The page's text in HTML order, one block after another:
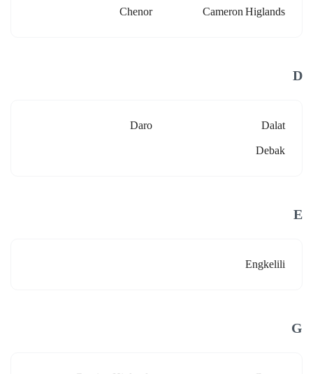
Cameron Higlands
Chenor
D
Dalat
Daro
Debak
E
Engkelili
G